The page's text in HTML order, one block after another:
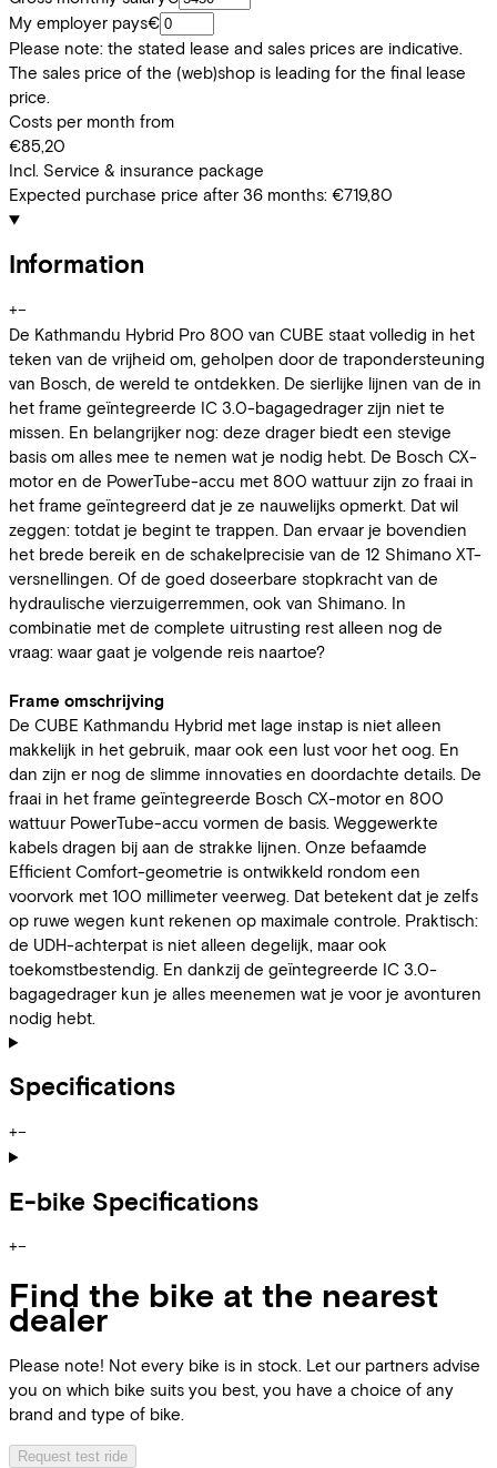
My employer pays€
Please note: the stated lease and sales prices are indicative.
The sales price of the (web)shop is leading for the final lease
price.
Costs per month from
€85,20
Incl. Service & insurance package
Expected purchase price after 36 months: €719,80
Information
+−
De Kathmandu Hybrid Pro 800 van CUBE staat volledig in het
teken van de vrijheid om, geholpen door de trapondersteuning
van Bosch, de wereld te ontdekken. De sierlijke lijnen van de in
het frame geïntegreerde IC 3.0-bagagedrager zijn niet te
missen. En belangrijker nog: deze drager biedt een stevige
basis om alles mee te nemen wat je nodig hebt. De Bosch CX-
motor en de PowerTube-accu met 800 wattuur zijn zo fraai in
het frame geïntegreerd dat je ze nauwelijks opmerkt. Dat wil
zeggen: totdat je begint te trappen. Dan ervaar je bovendien
het brede bereik en de schakelprecisie van de 12 Shimano XT-
versnellingen. Of de goed doseerbare stopkracht van de
hydraulische vierzuigerremmen, ook van Shimano. In
combinatie met de complete uitrusting rest alleen nog de
vraag: waar gaat je volgende reis naartoe?
Frame omschrijving
De CUBE Kathmandu Hybrid met lage instap is niet alleen
makkelijk in het gebruik, maar ook een lust voor het oog. En
dan zijn er nog de slimme innovaties en doordachte details. De
fraai in het frame geïntegreerde Bosch CX-motor en 800
wattuur PowerTube-accu vormen de basis. Weggewerkte
kabels dragen bij aan de strakke lijnen. Onze befaamde
Efficient Comfort-geometrie is ontwikkeld rondom een
voorvork met 100 millimeter veerweg. Dat betekent dat je zelfs
op ruwe wegen kunt rekenen op maximale controle. Praktisch:
de UDH-achterpat is niet alleen degelijk, maar ook
toekomstbestendig. En dankzij de geïntegreerde IC 3.0-
bagagedrager kun je alles meenemen wat je voor je avonturen
nodig hebt.
Specifications
+−
E-bike Specifications
+−
Find the bike at the nearest
dealer
Please note! Not every bike is in stock. Let our partners advise
you on which bike suits you best, you have a choice of any
brand and type of bike.
Request test ride